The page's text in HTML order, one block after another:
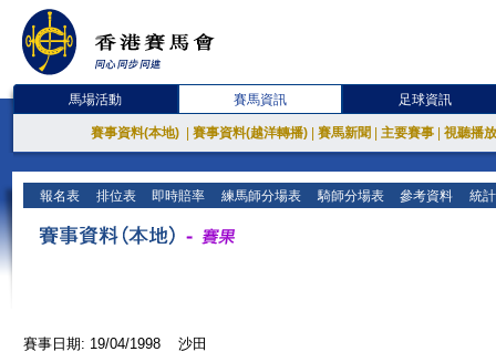
馬場活動 賽馬資訊 足球資訊
賽事資料(本地) 賽事資料(越洋轉播) 賽馬新聞 主要賽事 視聽播
報名表 排位表 即時賠率 練馬師分場表 騎師分場表 參考資料 統
賽事日期: 19/04/1998 沙田